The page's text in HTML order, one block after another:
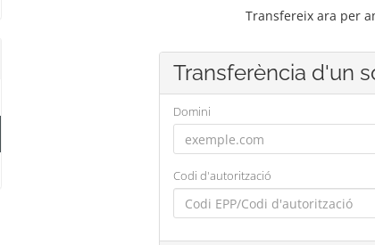
Transfereix ara per
Transferència d'un
Domini
Codi d'autorització